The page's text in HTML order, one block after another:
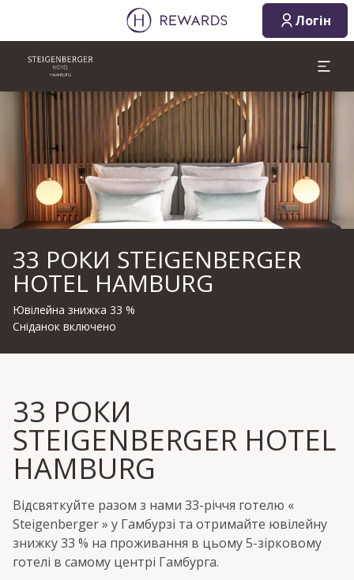
Логін
Слайд 1 з 1
33 РОКИ STEIGENBERGER
HOTEL HAMBURG
Ювілейна знижка 33 %
Сніданок включено
33 РОКИ
STEIGENBERGER HOTEL
HAMBURG
Відсвяткуйте разом з нами 33-річчя готелю «
Steigenberger » у Гамбурзі та отримайте ювілейну
знижку 33 % на проживання в цьому 5-зірковому
готелі в самому центрі Гамбурга.